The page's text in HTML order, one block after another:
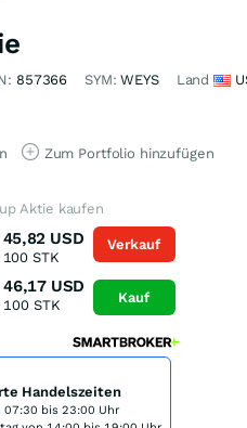
857366 SYM:WEYS Land
Zum Portfolio hinzufügen
Aktie kaufen
45,82 USD
100 STK
46,17 USD
100STK
Verkauf
Kauf
Handelszeiten
07:30 bis 23:00 Uhr